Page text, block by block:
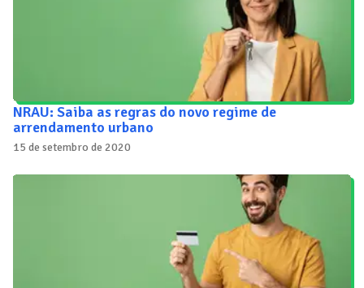
NRAU: Saiba as regras do novo regime de
arrendamento urbano
15 de setembro de 2020